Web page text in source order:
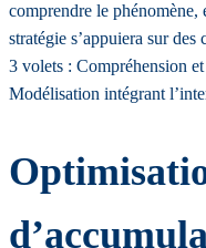
comprendre le phénomène,
stratégie s’appuiera sur
3 volets : Compréhension
Modélisation intégrant